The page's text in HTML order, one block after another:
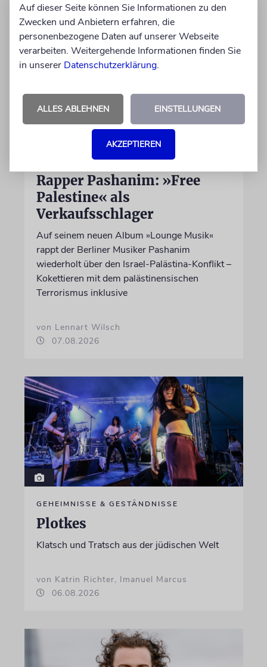
Rapper Pashanim: »Free
Palestine« als
Verkaufsschlager
Auf seinem neuen Album »Lounge Musik«
rappt der Berliner Musiker Pashanim
wiederholt über den Israel-Palästina-Konflikt –
Kokettieren mit dem palästinensischen
Terrorismus inklusive
von Lennart Wilsch
07.08.2026
GEHEIMNISSE & GESTÄNDNISSE
Plotkes
Klatsch und Tratsch aus der jüdischen Welt
von Katrin Richter, Imanuel Marcus
06.08.2026
Auf dieser Seite können Sie Informationen zu den
Zwecken und Anbietern erfahren, die
personenbezogene Daten auf unserer Webseite
verarbeiten. Weitergehende Informationen finden Sie
in unserer Datenschutzerklärung.
ALLES ABLEHNEN EINSTELLUNGEN
AKZEPTIEREN